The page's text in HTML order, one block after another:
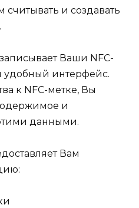
считывать и создавать
Ваши NFC-
удобный интерфейс.
к NFC-метке, Вы
и
данными.
Вам